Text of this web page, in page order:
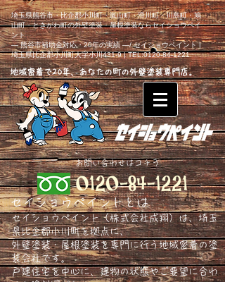
埼玉県熊谷市・比企郡小川町・嵐山町・滑川町・川島町・鳩
山町・ときがわ町の外壁塗装・屋根塗装ならセイショウペイ
ント
― 熊谷市補助金対応・20年の実績 ―/ セイショウペイント |
埼玉県比企郡小川町大字小川431-9 | TEL:0120-84-1221
地域密着で20年、あなたの町の外壁塗装専門店。
​お問い合わせはコチラ
セイショウペイントとは
セイショウペイント（株式会社成翔）は、埼玉
県比企郡小川町を拠点に、
外壁塗装・屋根塗装を専門に行う地域密着の塗
装会社です。
戸建住宅を中心に、建物の状態やご要望に合わ